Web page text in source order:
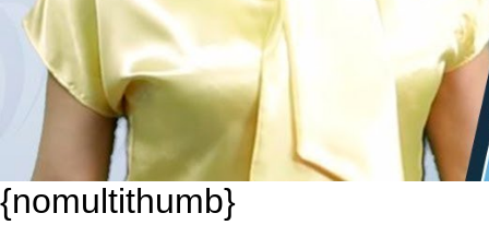
{nomultithumb}